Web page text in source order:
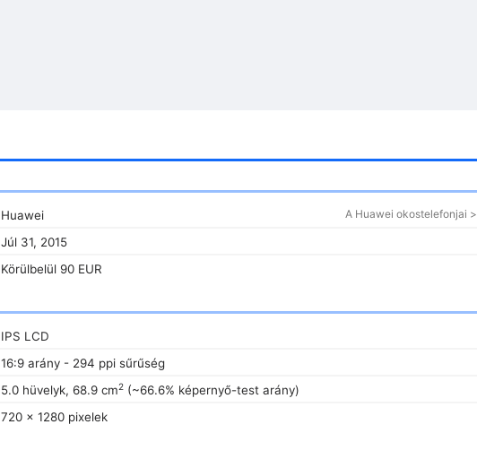
Huawei A Huawei okostelefonjai >
Júl 31, 2015
Körülbelül 90 EUR
IPS LCD
16:9 arány - 294 ppi sűrűség
5.0 hüvelyk, 68.9 cm2(~66.6% képernyő-test arány)
720 x 1280 pixelek